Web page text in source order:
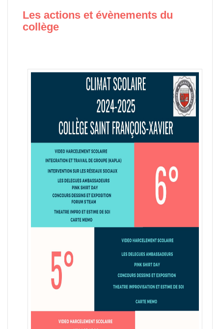
Les actions et évènements du
collège